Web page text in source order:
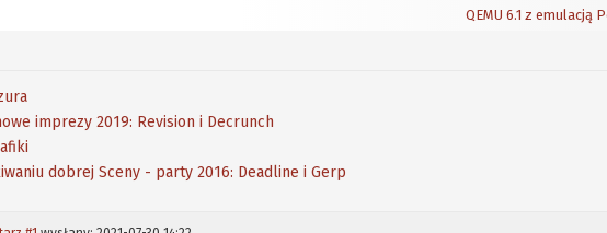
QEMU 6.1 z emulacją
imprezy 2019: Revision i Decrunch
dobrej Sceny - party 2016: Deadline i Gerp